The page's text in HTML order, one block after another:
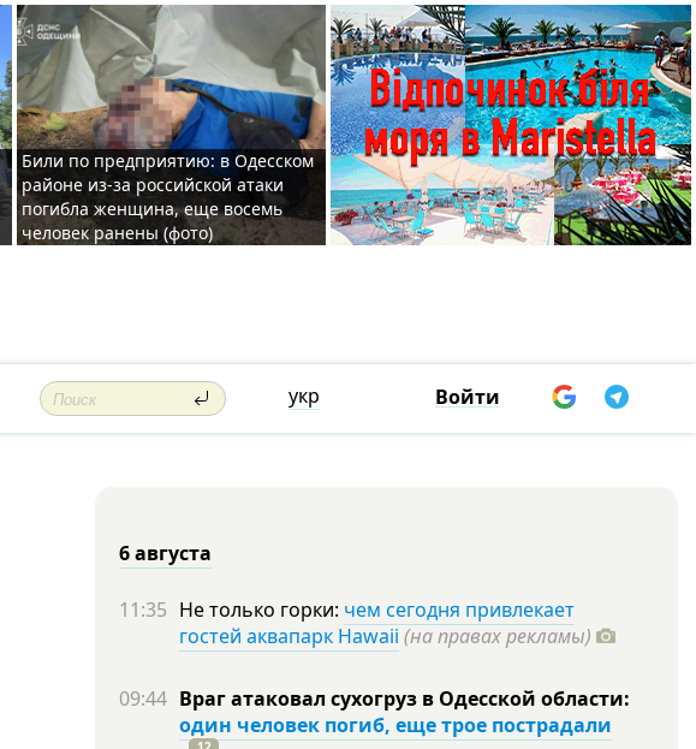
Били по предприятию: в Одесском
районе из-за российской атаки
погибла женщина, еще восемь
человек ранены (фото)
укр Войти
6 августа
11:35 Не только горки: чем сегодня привлекает
гостей аквапарк Hawaii (на правах рекламы)
09:44 Враг атаковал сухогруз в Одесской области:
один человек погиб, еще трое пострадали